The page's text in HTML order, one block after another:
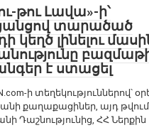
թու Լավա»-ի՝
տարածած
կեղծ լինելու
է ստացել
ի տեղեկություններով՝
քաղաքացիներ, այդ թվում
Դաշնությունից, ՀՀ Ներքին